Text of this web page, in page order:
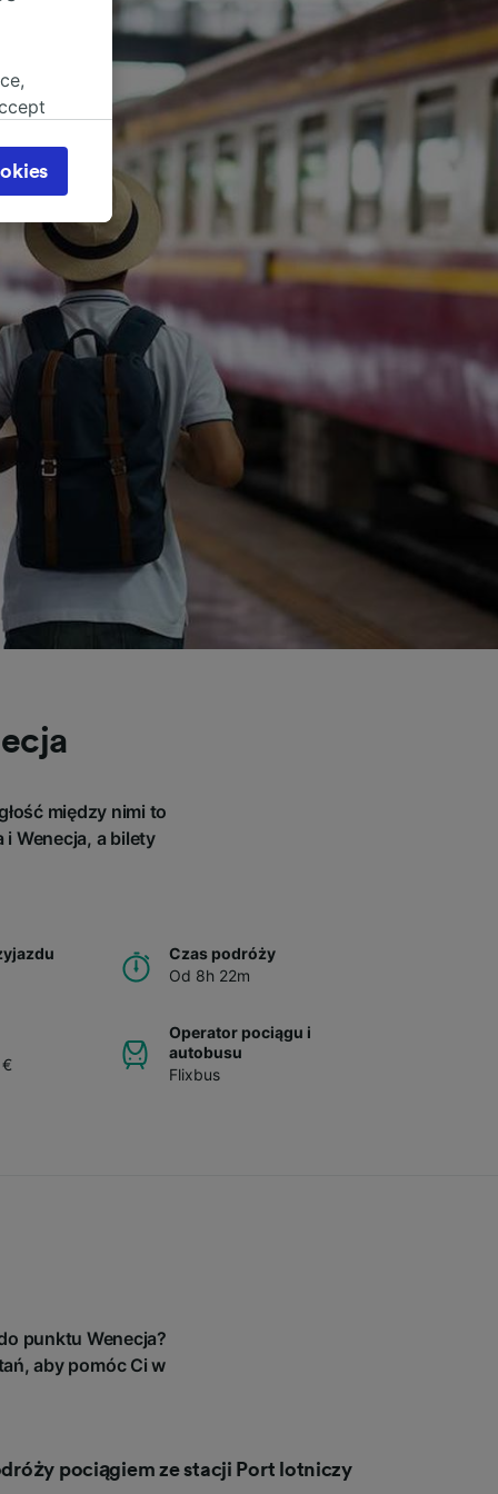
między nimi to
Wenecja, a bilety
Czas podróży
Od 8h 22m
Operator pociągu i
autobusu
Flixbus
punktu Wenecja?
aby pomóc Ci w
pociągiem ze stacji Port lotniczy
page.